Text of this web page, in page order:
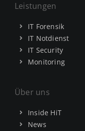
Leistungen
IT Forensik
IT Notdienst
IT Security
Monitoring
Über uns
Inside HiT
News